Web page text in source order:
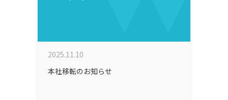
2025.11.10
本社移転のお知らせ